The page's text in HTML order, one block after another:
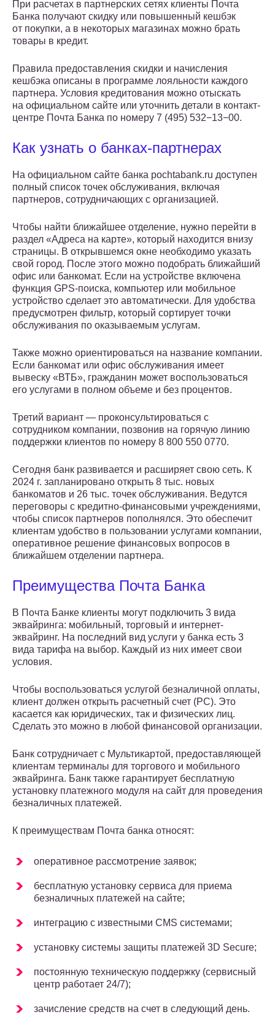
При расчетах в партнерских сетях клиенты Почта
Банка получают скидку или повышенный кешбэк
от покупки, а в некоторых магазинах можно брать
товары в кредит.
Правила предоставления скидки и начисления
кешбэка описаны в программе лояльности каждого
партнера. Условия кредитования можно отыскать
на официальном сайте или уточнить детали в контакт-
центре Почта Банка по номеру 7 (495) 532−13−00.
Как узнать о банках-партнерах
На официальном сайте банка pochtabank.ru доступен
полный список точек обслуживания, включая
партнеров, сотрудничающих с организацией.
Чтобы найти ближайшее отделение, нужно перейти в
раздел «Адреса на карте», который находится внизу
страницы. В открывшемся окне необходимо указать
свой город. После этого можно подобрать ближайший
офис или банкомат. Если на устройстве включена
функция GPS-поиска, компьютер или мобильное
устройство сделает это автоматически. Для удобства
предусмотрен фильтр, который сортирует точки
обслуживания по оказываемым услугам.
Также можно ориентироваться на название компании.
Если банкомат или офис обслуживания имеет
вывеску «ВТБ», гражданин может воспользоваться
его услугами в полном объеме и без процентов.
Третий вариант — проконсультироваться с
сотрудником компании, позвонив на горячую линию
поддержки клиентов по номеру 8 800 550 0770.
Сегодня банк развивается и расширяет свою сеть. К
2024 г. запланировано открыть 8 тыс. новых
банкоматов и 26 тыс. точек обслуживания. Ведутся
переговоры с кредитно-финансовыми учреждениями,
чтобы список партнеров пополнялся. Это обеспечит
клиентам удобство в пользовании услугами компании,
оперативное решение финансовых вопросов в
ближайшем отделении партнера.
Преимущества Почта Банка
В Почта Банке клиенты могут подключить 3 вида
эквайринга: мобильный, торговый и интернет-
эквайринг. На последний вид услуги у банка есть 3
вида тарифа на выбор. Каждый из них имеет свои
условия.
Чтобы воспользоваться услугой безналичной оплаты,
клиент должен открыть расчетный счет (РС). Это
касается как юридических, так и физических лиц.
Сделать это можно в любой финансовой организации.
Банк сотрудничает с Мультикартой, предоставляющей
клиентам терминалы для торгового и мобильного
эквайринга. Банк также гарантирует бесплатную
установку платежного модуля на сайт для проведения
безналичных платежей.
К преимуществам Почта банка относят:
оперативное рассмотрение заявок;
бесплатную установку сервиса для приема
безналичных платежей на сайте;
интеграцию с известными CMS системами;
установку системы защиты платежей 3D Secure;
постоянную техническую поддержку (сервисный
центр работает 24/7);
зачисление средств на счет в следующий день.